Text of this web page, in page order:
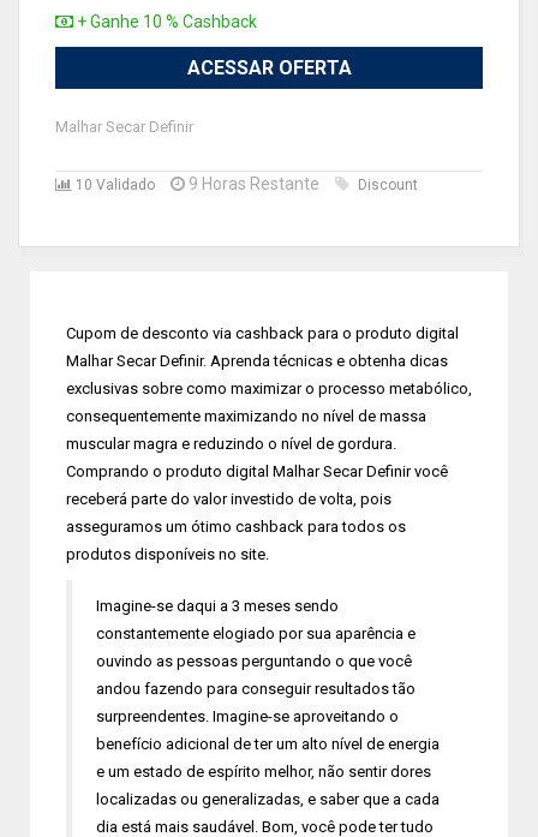
+ Ganhe 10 % Cashback
ACESSAR OFERTA
Malhar Secar Definir
10 Validado 9 Horas Restante Discount
Cupom de desconto via cashback para o produto digital
Malhar Secar Definir. Aprenda técnicas e obtenha dicas
exclusivas sobre como maximizar o processo metabólico,
consequentemente maximizando no nível de massa
muscular magra e reduzindo o nível de gordura.
Comprando o produto digital Malhar Secar Definir você
receberá parte do valor investido de volta, pois
asseguramos um ótimo cashback para todos os
produtos disponíveis no site.
Imagine-se daqui a 3 meses sendo
constantemente elogiado por sua aparência e
ouvindo as pessoas perguntando o que você
andou fazendo para conseguir resultados tão
surpreendentes. Imagine-se aproveitando o
benefício adicional de ter um alto nível de energia
e um estado de espírito melhor, não sentir dores
localizadas ou generalizadas, e saber que a cada
dia está mais saudável. Bom, você pode ter tudo